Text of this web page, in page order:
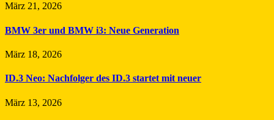
März 21, 2026
BMW 3er und BMW i3: Neue Generation
März 18, 2026
ID.3 Neo: Nachfolger des ID.3 startet mit neuer
März 13, 2026